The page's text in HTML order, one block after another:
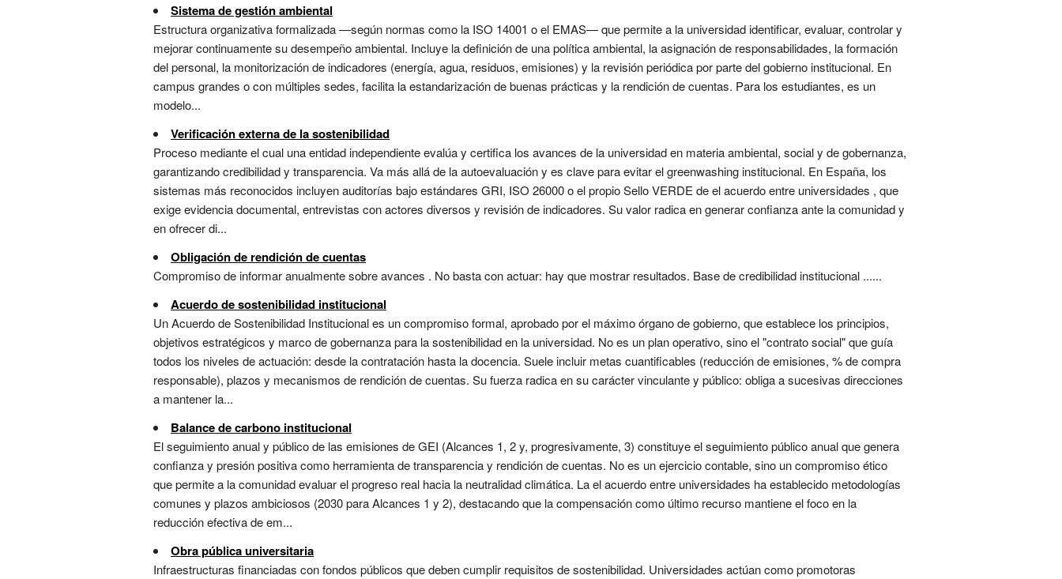
Sistema de gestión ambiental
Estructura organizativa formalizada —según normas como la ISO 14001 o el EMAS— que permite a la universidad identificar, evaluar, controlar y
mejorar continuamente su desempeño ambiental. Incluye la definición de una política ambiental, la asignación de responsabilidades, la formación
del personal, la monitorización de indicadores (energía, agua, residuos, emisiones) y la revisión periódica por parte del gobierno institucional. En
campus grandes o con múltiples sedes, facilita la estandarización de buenas prácticas y la rendición de cuentas. Para los estudiantes, es un
modelo...
Verificación externa de la sostenibilidad
Proceso mediante el cual una entidad independiente evalúa y certifica los avances de la universidad en materia ambiental, social y de gobernanza,
garantizando credibilidad y transparencia. Va más allá de la autoevaluación y es clave para evitar el greenwashing institucional. En España, los
sistemas más reconocidos incluyen auditorías bajo estándares GRI, ISO 26000 o el propio Sello VERDE de el acuerdo entre universidades , que
exige evidencia documental, entrevistas con actores diversos y revisión de indicadores. Su valor radica en generar confianza ante la comunidad y
en ofrecer di...
Obligación de rendición de cuentas
Compromiso de informar anualmente sobre avances . No basta con actuar: hay que mostrar resultados. Base de credibilidad institucional ......
Acuerdo de sostenibilidad institucional
Un Acuerdo de Sostenibilidad Institucional es un compromiso formal, aprobado por el máximo órgano de gobierno, que establece los principios,
objetivos estratégicos y marco de gobernanza para la sostenibilidad en la universidad. No es un plan operativo, sino el "contrato social" que guía
todos los niveles de actuación: desde la contratación hasta la docencia. Suele incluir metas cuantificables (reducción de emisiones, % de compra
responsable), plazos y mecanismos de rendición de cuentas. Su fuerza radica en su carácter vinculante y público: obliga a sucesivas direcciones
a mantener la...
Balance de carbono institucional
El seguimiento anual y público de las emisiones de GEI (Alcances 1, 2 y, progresivamente, 3) constituye el seguimiento público anual que genera
confianza y presión positiva como herramienta de transparencia y rendición de cuentas. No es un ejercicio contable, sino un compromiso ético
que permite a la comunidad evaluar el progreso real hacia la neutralidad climática. La el acuerdo entre universidades ha establecido metodologías
comunes y plazos ambiciosos (2030 para Alcances 1 y 2), destacando que la compensación como último recurso mantiene el foco en la
reducción efectiva de em...
Obra pública universitaria
Infraestructuras financiadas con fondos públicos que deben cumplir requisitos de sostenibilidad. Universidades actúan como promotoras